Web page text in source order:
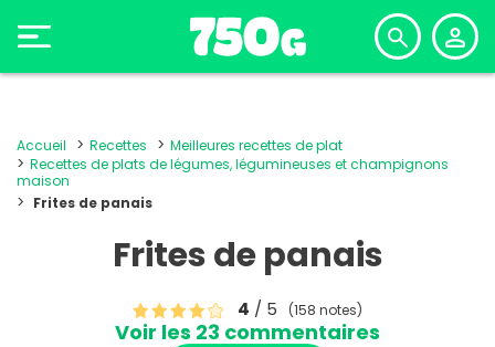
Accueil Recettes
Meilleures recettes de plat
Recettes de plats de légumes, légumineuses et champignons
maison
Frites de panais
Frites de panais
4 / 5 (158 notes)
Voir les 23 commentaires